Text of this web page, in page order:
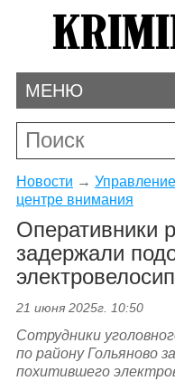
МЕНЮ
Новости →
центре внимания
Оперативники
задержали
21 июня 2025г. 10:50
Сотрудники
по району Гольяново
похитившего